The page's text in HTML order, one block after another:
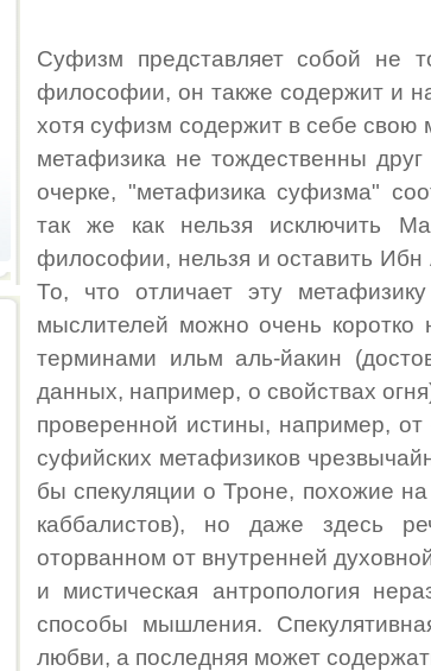
Суфизм представляет собой не
философии, он также содержит и
хотя суфизм содержит в себе свою
метафизика не тождественны
очерке, "метафизика суфизма"
так же как нельзя исключить
философии, нельзя и оставить
То, что отличает эту
мыслителей можно очень коротко
терминами ильм аль-йакин
данных, например, о свойствах
проверенной истины, например,
суфийских метафизиков
бы спекуляции о Троне, похожие
каббалистов), но даже здесь
оторванном от внутренней
и мистическая антропология
способы мышления.
любви, а последняя может